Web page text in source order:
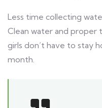
Less time collecting
Clean water and proper
girls don’t have to stay
month.